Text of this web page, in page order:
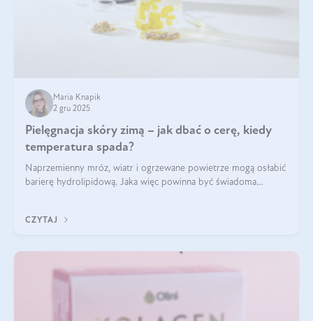
Maria Knapik
2 gru 2025
Pielęgnacja skóry zimą – jak dbać o cerę, kiedy
temperatura spada?
Naprzemienny mróz, wiatr i ogrzewane powietrze mogą osłabić
barierę hydrolipidową. Jaka więc powinna być świadoma
CZYTAJ